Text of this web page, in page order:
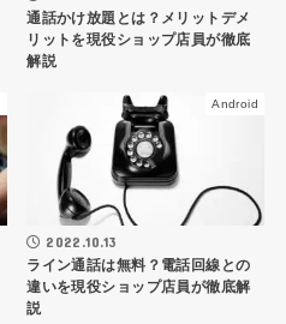
通話かけ放題とは？メリットデメ
リットを現役ショップ店員が徹底
解説
Android
2022.10.13
ライン通話は無料？電話回線との
違いを現役ショップ店員が徹底解
説